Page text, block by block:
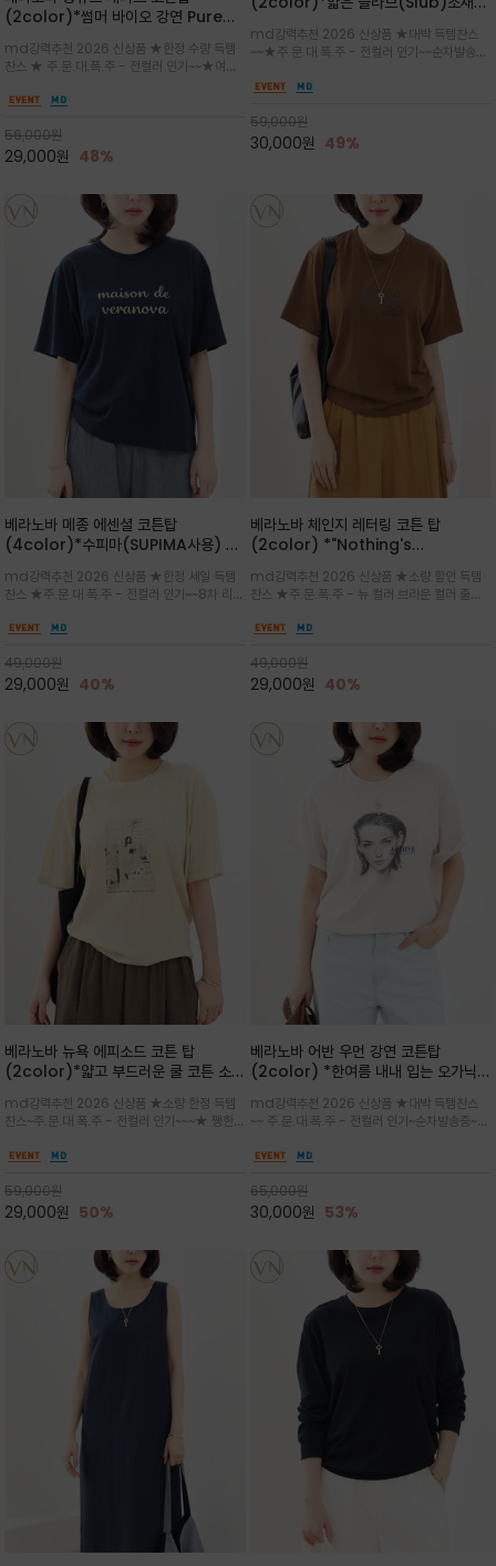
(2color)*썸머 바이오 강연 Pure
성적인 프랑스어 수식어를 조합
md강력추천 2026 신상품 ★한정 수량 득템
찬스 ★ 주.문.대.폭.주 - 전컬러 인기~~★여름
여유로운 감성/피부에 닿는 순간 기분 좋은 청량
56,000원
29,000원 48%
하며, 몸에 잘 달라붙지 않아 쾌적
md강력추천 2026 신상품 ★대박 득템찬스
~~★주.문.대.폭.주 - 전컬러 인기~~순차발송중
드롭숄더 핏과 부드러운 라운드넥이 편안하며, 앞
다.
59,000원
30,000원 49%
베라노바 메종 에센셜 코튼탑
(4color)*수피마(SUPIMA사용) 레
는 레터링 티셔츠
md강력추천 2026 신상품 ★한정 세일 득템
찬스 ★주.문.대.폭.주 - 전컬러 인기~~8차 리오
픽이나 컬러 조합을 통해 'Essential'한 무드를
좋은 컬러웨이와 디자인입니다^^
49,000원
29,000원 40%
베라노바 체인지 레터링 코튼 탑
(2color) *"Nothing's
도 일어나지않는것/감각적인 레터링 프
린팅이 돋보이는 베라노바 티셔츠
md강력추천 2026 신상품 ★소량 할인 득템
찬스 ★주.문.폭.주 - 뉴 컬러 브라운 컬러 출시~
무드를 만들고 기본 베이스의 컬러감이라 출근시
럽고 유연한 코튼 소재로 편안
49,000원
29,000원 40%
베라노바 뉴욕 에피소드 코튼 탑
(2color)*얇고 부드러운 쿨 코튼 소재
고 자연스러운 멋이 있는 핏으로 여름내
내 편하고 감각적으로 입으세요
md강력추천 2026 신상품 ★소량 한정 득템
찬스~주.문.대.폭.주 - 전컬러 인기~~~★ 쨍한듯
내추럴한 컬러감이 매력적인 티셔츠/여유로운
59,000원
29,000원 50%
베라노바 어반 우먼 강연 코튼탑
(2color) *한여름 내내 입는 오가닉
워크 (Line Work) & 스케치/감각적
인 아트워크 프린트가 시선을 끄는 루즈
핏 강연티셔츠
md강력추천 2026 신상품 ★대박 득템찬스
~~ 주.문.대.폭.주 - 전컬러 인기~순차발송중~★
한 착용감을 선사하며, 자연스럽게 떨어지는 실루
으로도 포인트가 되며, 데일리 활
65,000원
30,000원 53%